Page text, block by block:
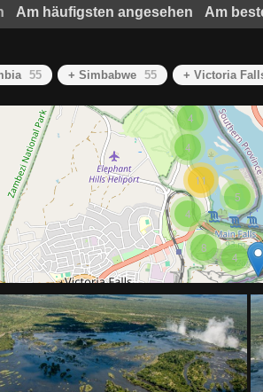
Am häufigsten angesehen Am
55 + Simbabwe 55 + Victoria
4
4
4
8
11
4
5